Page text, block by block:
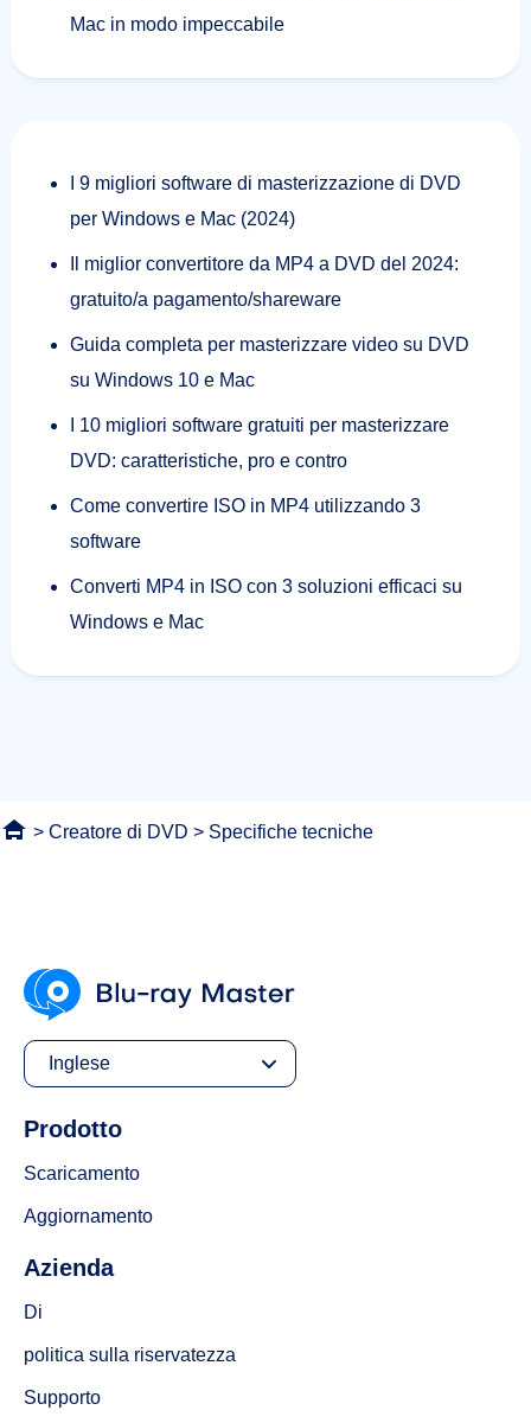
Mac in modo impeccabile
I 9 migliori software di masterizzazione di DVD
per Windows e Mac (2024)
Il miglior convertitore da MP4 a DVD del 2024:
gratuito/a pagamento/shareware
Guida completa per masterizzare video su DVD
su Windows 10 e Mac
I 10 migliori software gratuiti per masterizzare
DVD: caratteristiche, pro e contro
Come convertire ISO in MP4 utilizzando 3
software
Converti MP4 in ISO con 3 soluzioni efficaci su
Windows e Mac
> Creatore di DVD > Specifiche tecniche
Inglese
Prodotto
Scaricamento
Aggiornamento
Azienda
Di
politica sulla riservatezza
Supporto